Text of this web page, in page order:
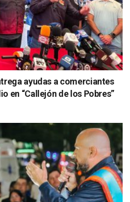
ayudas a comerciantes
en “Callejón de los Pobres”